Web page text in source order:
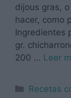
dijous gras,
hacer, como
Ingredientes
gr.
200 … Leer
Recetas